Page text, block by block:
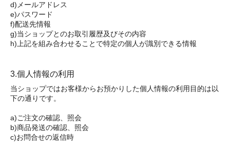
d)メールアドレス
e)パスワード
f)配送先情報
g)当ショップとのお取引履歴及びその内容
h)上記を組み合わせることで特定の個人が識別できる情報
3.個人情報の利用
当ショップではお客様からお預かりした個人情報の利用目的は以
下の通りです。
a)ご注文の確認、照会
b)商品発送の確認、照会
c)お問合せの返信時